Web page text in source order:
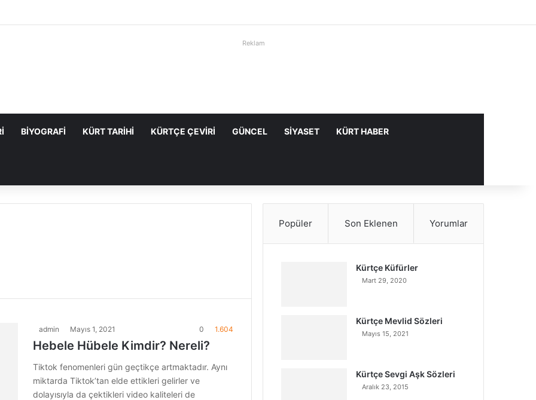
Reklam
BIYOGRAFI KÜRT TARIHI KÜRTÇE ÇEVIRI GÜNCEL SIYASET KÜRT HABER
admin Mayıs 1, 2021 0 1.604
Hebele Hübele Kimdir? Nereli?
Tiktok fenomenleri gün geçtikçe artmaktadır. Aynı
miktarda Tiktok’tan elde ettikleri gelirler ve
dolayısıyla da çektikleri video kaliteleri de
Popüler Son Eklenen Yorumlar
Kürtçe Küfürler
Mart 29, 2020
Kürtçe Mevlid Sözleri
Mayıs 15, 2021
Kürtçe Sevgi Aşk Sözleri
Aralık 23, 2015